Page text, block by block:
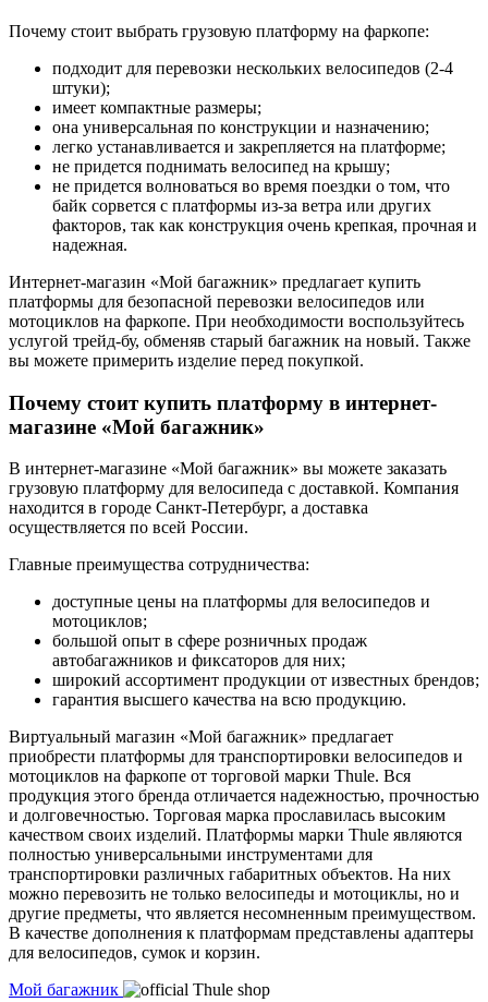
Почему стоит выбрать грузовую платформу на фаркопе:
подходит для перевозки нескольких велосипедов (2-4
штуки);
имеет компактные размеры;
она универсальная по конструкции и назначению;
легко устанавливается и закрепляется на платформе;
не придется поднимать велосипед на крышу;
не придется волноваться во время поездки о том, что
байк сорвется с платформы из-за ветра или других
факторов, так как конструкция очень крепкая, прочная и
надежная.
Интернет-магазин «Мой багажник» предлагает купить
платформы для безопасной перевозки велосипедов или
мотоциклов на фаркопе. При необходимости воспользуйтесь
услугой трейд-бу, обменяв старый багажник на новый. Также
вы можете примерить изделие перед покупкой.
Почему стоит купить платформу в интернет-
магазине «Мой багажник»
В интернет-магазине «Мой багажник» вы можете заказать
грузовую платформу для велосипеда с доставкой. Компания
находится в городе Санкт-Петербург, а доставка
осуществляется по всей России.
Главные преимущества сотрудничества:
доступные цены на платформы для велосипедов и
мотоциклов;
большой опыт в сфере розничных продаж
автобагажников и фиксаторов для них;
широкий ассортимент продукции от известных брендов;
гарантия высшего качества на всю продукцию.
Виртуальный магазин «Мой багажник» предлагает
приобрести платформы для транспортировки велосипедов и
мотоциклов на фаркопе от торговой марки Thule. Вся
продукция этого бренда отличается надежностью, прочностью
и долговечностью. Торговая марка прославилась высоким
качеством своих изделий. Платформы марки Thule являются
полностью универсальными инструментами для
транспортировки различных габаритных объектов. На них
можно перевозить не только велосипеды и мотоциклы, но и
другие предметы, что является несомненным преимуществом.
В качестве дополнения к платформам представлены адаптеры
для велосипедов, сумок и корзин.
Мой багажник